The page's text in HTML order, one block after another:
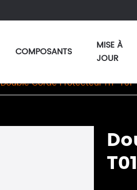
COMPOSANTS
MISE À
JOUR
Double Corde Protecteur HT-T01
T01